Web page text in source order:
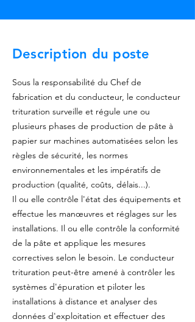
Description du poste
Sous la responsabilité du Chef de
fabrication et du conducteur, le conducteur
trituration surveille et régule une ou
plusieurs phases de production de pâte à
papier sur machines automatisées selon les
règles de sécurité, les normes
environnementales et les impératifs de
production (qualité, coûts, délais...).
Il ou elle contrôle l'état des équipements et
effectue les manœuvres et réglages sur les
installations. Il ou elle contrôle la conformité
de la pâte et applique les mesures
correctives selon le besoin. Le conducteur
trituration peut-être amené à contrôler les
systèmes d'épuration et piloter les
installations à distance et analyser des
données d'exploitation et effectuer des